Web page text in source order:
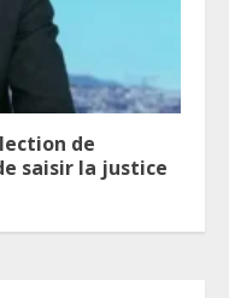
de
saisir la justice